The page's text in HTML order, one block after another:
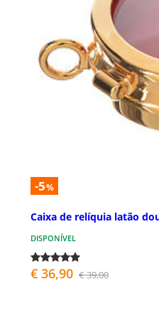
-5%
Caixa de relíquia latão
DISPONÍVEL
€ 36,90 € 39,00